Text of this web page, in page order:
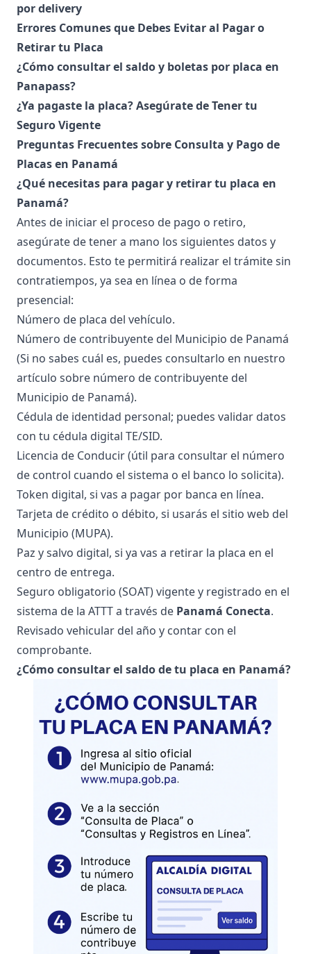
por delivery
Errores Comunes que Debes Evitar al Pagar o
Retirar tu Placa
¿Cómo consultar el saldo y boletas por placa en
Panapass?
¿Ya pagaste la placa? Asegúrate de Tener tu
Seguro Vigente
Preguntas Frecuentes sobre Consulta y Pago de
Placas en Panamá
¿Qué necesitas para pagar y retirar tu placa en
Panamá?
Antes de iniciar el proceso de pago o retiro,
asegúrate de tener a mano los siguientes datos y
documentos. Esto te permitirá realizar el trámite sin
contratiempos, ya sea en línea o de forma
presencial:
Número de placa del vehículo.
Número de contribuyente del Municipio de Panamá
(Si no sabes cuál es, puedes consultarlo en nuestro
artículo sobre número de contribuyente del
Municipio de Panamá).
Cédula de identidad personal; puedes validar datos
con tu cédula digital TE/SID.
Licencia de Conducir (útil para consultar el número
de control cuando el sistema o el banco lo solicita).
Token digital, si vas a pagar por banca en línea.
Tarjeta de crédito o débito, si usarás el sitio web del
Municipio (MUPA).
Paz y salvo digital, si ya vas a retirar la placa en el
centro de entrega.
Seguro obligatorio (SOAT) vigente y registrado en el
sistema de la ATTT a través de Panamá Conecta.
Revisado vehicular del año y contar con el
comprobante.
¿Cómo consultar el saldo de tu placa en Panamá?